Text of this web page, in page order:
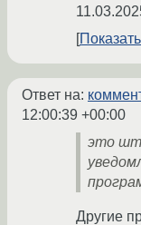
Ответ на:
12:00:39 +00:00
это
Другие